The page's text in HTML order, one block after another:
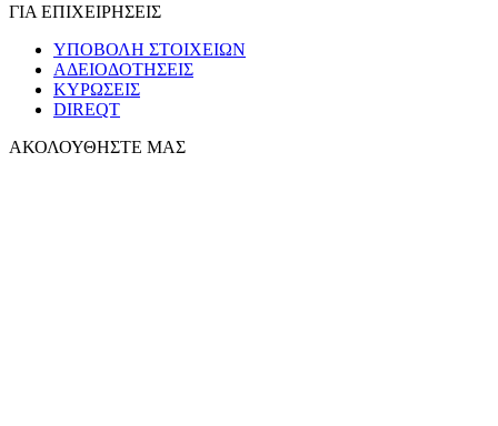
ΓΙΑ ΕΠΙΧΕΙΡΗΣΕΙΣ
ΥΠΟΒΟΛΗ ΣΤΟΙΧΕΙΩΝ
ΑΔΕΙΟΔΟΤΗΣΕΙΣ
ΚΥΡΩΣΕΙΣ
DIREQT
ΑΚΟΛΟΥΘΗΣΤΕ ΜΑΣ